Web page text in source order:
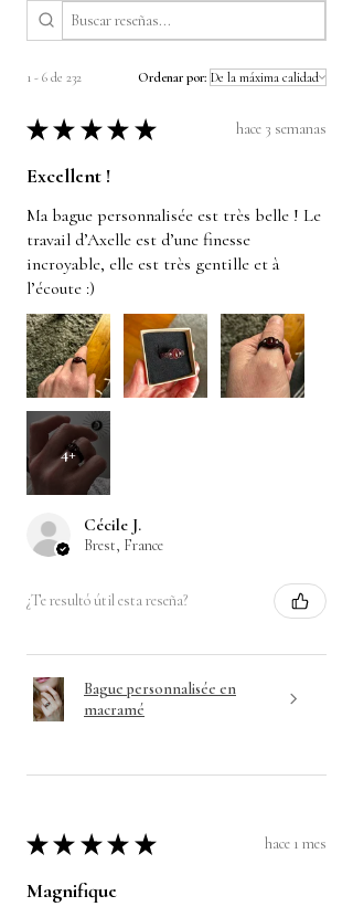
1 - 6 de 232 Ordenar por:
★ ★ ★ ★ ★ hace 3 semanas
Excellent !
Ma bague personnalisée est très belle ! Le
travail d’Axelle est d’une finesse
incroyable, elle est très gentille et à
l’écoute :)
4+
Cécile J.
Brest, France
¿Te resultó útil esta reseña?
Bague personnalisée en
macramé
★ ★ ★ ★ ★ hace 1 mes
Magnifique